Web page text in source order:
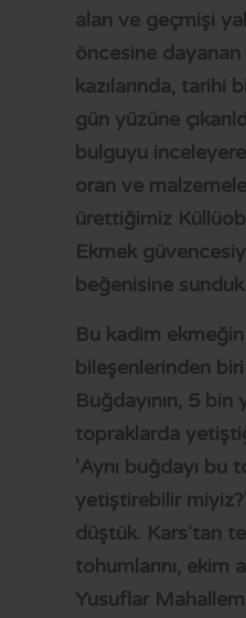
alan ve geçmişi
öncesine dayanan
kazılarında, tarihi
gün yüzüne
bulguyu
oran ve
ürettiğimiz
Ekmek
beğenisine sunduk.
Bu kadim
bileşenlerinden
Buğdayının, 5 bin
topraklarda
'Aynı buğdayı bu
yetiştirebilir
düştük. Kars’tan
tohumlarını, ekim
Yusuflar